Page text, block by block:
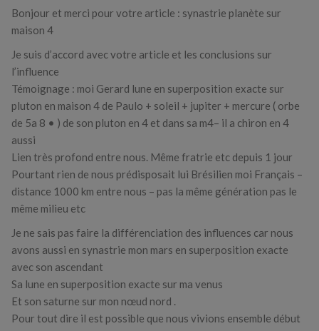
Bonjour et merci pour votre article : synastrie planète sur
maison 4
Je suis d’accord avec votre article et les conclusions sur
l’influence
Témoignage : moi Gerard lune en superposition exacte sur
pluton en maison 4 de Paulo + soleil + jupiter + mercure ( orbe
de 5a 8 • ) de son pluton en 4 et dans sa m4– il a chiron en 4
aussi
Lien très profond entre nous. Même fratrie etc depuis 1 jour
Pourtant rien de nous prédisposait lui Brésilien moi Français –
distance 1000 km entre nous – pas la même génération pas le
même milieu etc
Je ne sais pas faire la différenciation des influences car nous
avons aussi en synastrie mon mars en superposition exacte
avec son ascendant
Sa lune en superposition exacte sur ma venus
Et son saturne sur mon nœud nord .
Pour tout dire il est possible que nous vivions ensemble début